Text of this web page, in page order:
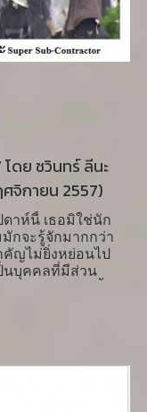
ดย ชวินทร์ ลีนะ
จิกายน 2557)
าห์นี้ เธอมิใช่นัก
กจะรู้จักมากกว่า
ญไม่ยิ่งหย่อนไป
นบุคคลที่มีส่วน
งให้ สามารถตั้ง
กแสดงหรือผู้